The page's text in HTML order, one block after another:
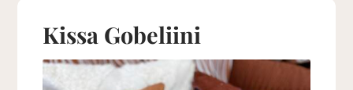
Kissa Gobeliini